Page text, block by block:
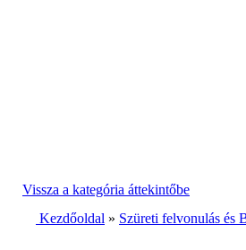
Vissza a kategória áttekintőbe
Kezdőoldal » Szüreti felvonulás és